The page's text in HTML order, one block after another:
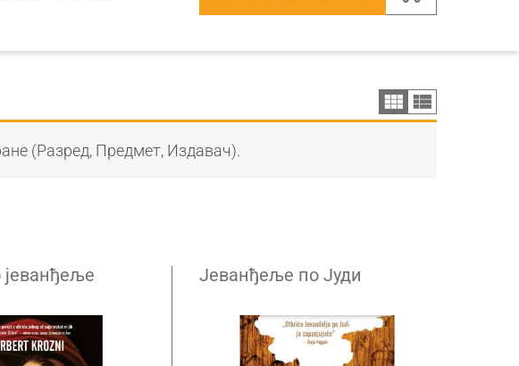
(Разред, Предмет, Издавач).
Јеванђеље по Јуди